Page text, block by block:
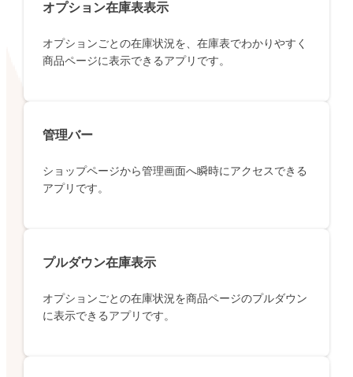
オプション在庫表表示
オプションごとの在庫状況を、在庫表でわかりやすく
商品ページに表示できるアプリです。
管理バー
ショップページから管理画面へ瞬時にアクセスできる
アプリです。
プルダウン在庫表示
オプションごとの在庫状況を商品ページのプルダウン
に表示できるアプリです。